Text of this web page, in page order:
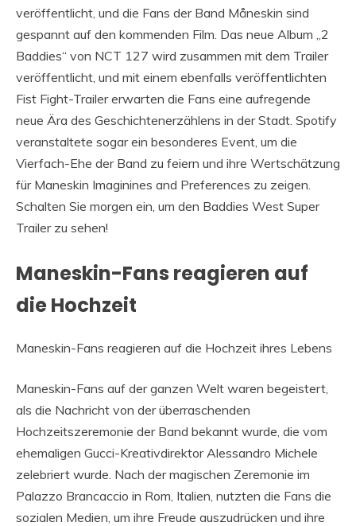
veröffentlicht, und die Fans der Band Måneskin sind
gespannt auf den kommenden Film. Das neue Album „2
Baddies“ von NCT 127 wird zusammen mit dem Trailer
veröffentlicht, und mit einem ebenfalls veröffentlichten
Fist Fight-Trailer erwarten die Fans eine aufregende
neue Ära des Geschichtenerzählens in der Stadt. Spotify
veranstaltete sogar ein besonderes Event, um die
Vierfach-Ehe der Band zu feiern und ihre Wertschätzung
für Maneskin Imaginines and Preferences zu zeigen.
Schalten Sie morgen ein, um den Baddies West Super
Trailer zu sehen!
Maneskin-Fans reagieren auf
die Hochzeit
Maneskin-Fans reagieren auf die Hochzeit ihres Lebens
Maneskin-Fans auf der ganzen Welt waren begeistert,
als die Nachricht von der überraschenden
Hochzeitszeremonie der Band bekannt wurde, die vom
ehemaligen Gucci-Kreativdirektor Alessandro Michele
zelebriert wurde. Nach der magischen Zeremonie im
Palazzo Brancaccio in Rom, Italien, nutzten die Fans die
sozialen Medien, um ihre Freude auszudrücken und ihre